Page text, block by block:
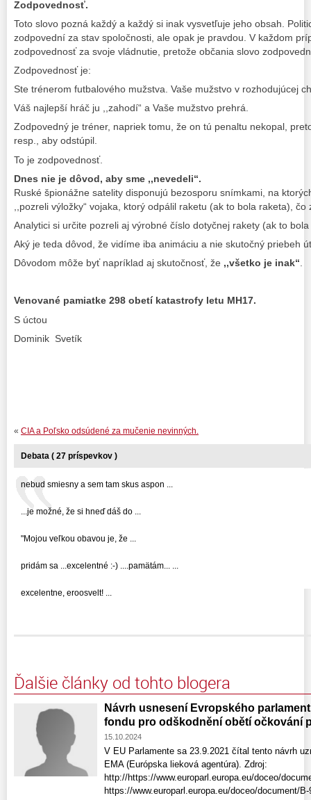
Zodpovednosť.
Toto slovo pozná každý a každý si inak vysvetľuje jeho obsah.
zodpovední za stav spoločnosti, ale opak je pravdou. V každom
zodpovednosť za svoje vládnutie, pretože občania slovo
Zodpovednosť je:
Ste trénerom futbalového mužstva. Vaše mužstvo v rozhodujúcej
Váš najlepší hráč ju ,,zahodí“ a Vaše mužstvo prehrá.
Zodpovedný je tréner, napriek tomu, že on tú penaltu nekopal,
resp., aby odstúpil.
To je zodpovednosť.
Dnes nie je dôvod, aby sme ,,nevedeli“.
Ruské špionážne satelity disponujú bezosporu snímkami, na
,,pozreli výložky“ vojaka, ktorý odpálil raketu (ak to bola raketa), čo
Analytici si určite pozreli aj výrobné číslo dotyčnej rakety (ak to
Aký je teda dôvod, že vidíme iba animáciu a nie skutočný priebeh
Dôvodom môže byť napríklad aj skutočnosť, že ,,všetko je inak“
Venované pamiatke 298 obetí katastrofy letu MH17.
S úctou
Dominik Svetík
« CIA a Poľsko odsúdené za mučenie nevinných.
Debata ( 27 príspevkov )
nebud smiesny a sem tam skus aspon ...
...je možné, že si hneď dáš do ...
"Mojou veľkou obavou je, že ...
pridám sa ...excelentné :-) ....pamätám... ...
excelentne, eroosvelt! ...
Ďalšie články od tohto blogera
Návrh usnesení Evropského
fondu pro odškodnění obětí očkování
15.10.2024
V EU Parlamente sa 23.9.2021 čítal tento návrh
EMA (Európska lieková agentúra). Zdroj:
http://https://www.europarl.europa.eu/doceo/
https://www.europarl.europa.eu/doceo/document/